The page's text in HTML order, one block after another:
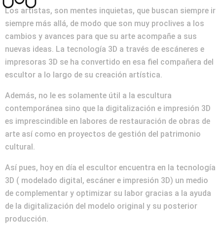
Los artistas, son mentes inquietas, que buscan siempre ir
siempre más allá, de modo que son muy proclives a los
cambios y avances para que su arte acompañe a sus
nuevas ideas. La tecnología 3D a través de escáneres e
impresoras 3D se ha convertido en esa fiel compañera del
escultor a lo largo de su creación artística.
Además, no le es solamente útil a la escultura
contemporánea sino que la digitalización e impresión 3D
es imprescindible en labores de restauración de obras de
arte así como en proyectos de gestión del patrimonio
cultural.
Así pues, hoy en día el escultor encuentra en la tecnología
3D ( modelado digital, escáner e impresión 3D) un medio
de complementar y optimizar su labor gracias a la ayuda
de la digitalización del modelo original y su posterior
producción.